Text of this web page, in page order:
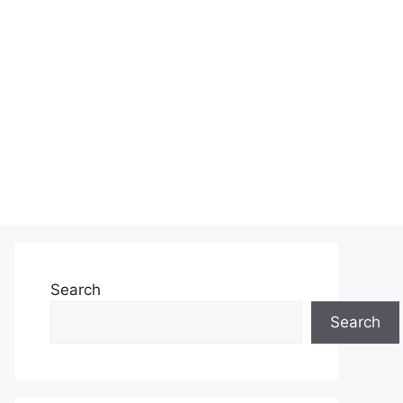
Search
Search